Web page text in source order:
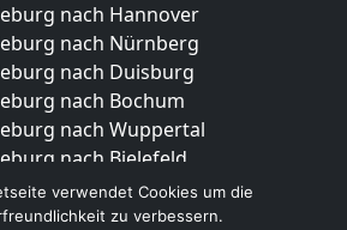
nach Hannover
nach Nürnberg
nach Duisburg
nach Bochum
nach Wuppertal
nach Bielefeld
nach Bonn
nach Münster
verwendet Cookies um die
zu verbessern.